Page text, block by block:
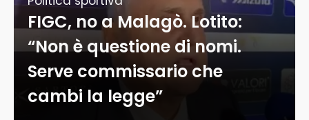
FIGC, no a Malagò. Lotito:
“Non è questione di nomi.
Serve commissario che
cambi la legge”